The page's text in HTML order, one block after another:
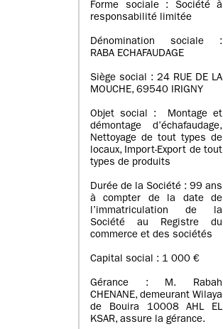
Forme sociale : Société à
responsabilité limitée
Dénomination sociale :
RABA ECHAFAUDAGE
Siège social : 24 RUE DE LA
MOUCHE, 69540 IRIGNY
Objet social : Montage et
démontage d’échafaudage,
Nettoyage de tout types de
locaux, Import-Export de tout
types de produits
Durée de la Société : 99 ans
à compter de la date de
l’immatriculation de la
Société au Registre du
commerce et des sociétés
Capital social : 1 000 €
Gérance : M. Rabah
CHENANE, demeurant Wilaya
de Bouira 10008 AHL EL
KSAR, assure la gérance.